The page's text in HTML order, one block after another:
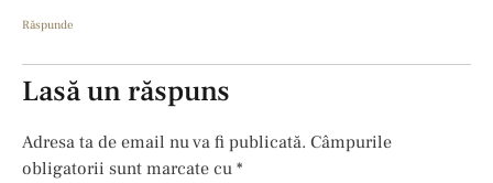
Răspunde
Lasă un răspuns
Adresa ta de email nu va fi publicată. Câmpurile
obligatorii sunt marcate cu *